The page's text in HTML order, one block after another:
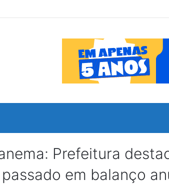
Prefeitura
passado em balanço